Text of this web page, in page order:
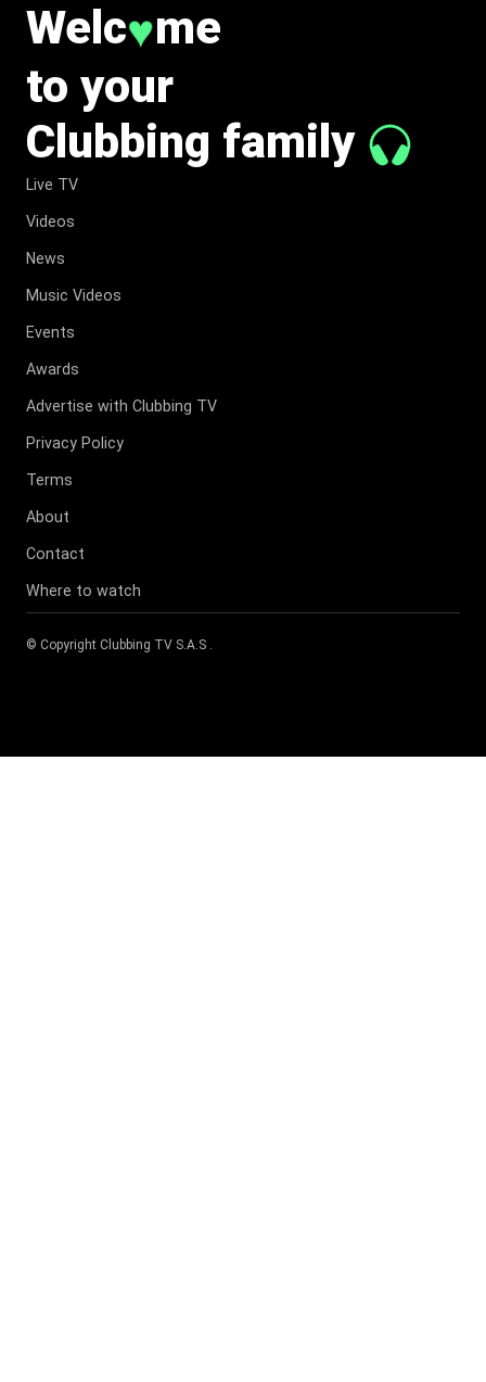
Welc♥me
to your
Clubbing family
Live TV
Videos
News
Music Videos
Events
Awards
Advertise with Clubbing TV
Privacy Policy
Terms
About
Contact
Where to watch
© Copyright Clubbing TV S.A.S .